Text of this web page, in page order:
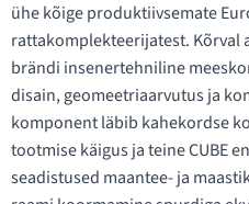
ühe kõige produktiivsemate
rattakomplekteerijatest. Kõrval
brändi insenertehniline
disain, geomeetriaarvutus ja
komponent läbib kahekordse
tootmise käigus ja teine CUBE
seadistused maantee- ja